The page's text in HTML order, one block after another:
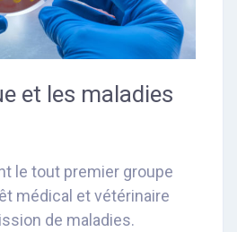
et les maladies
le tout premier groupe
médical et vétérinaire
de maladies.